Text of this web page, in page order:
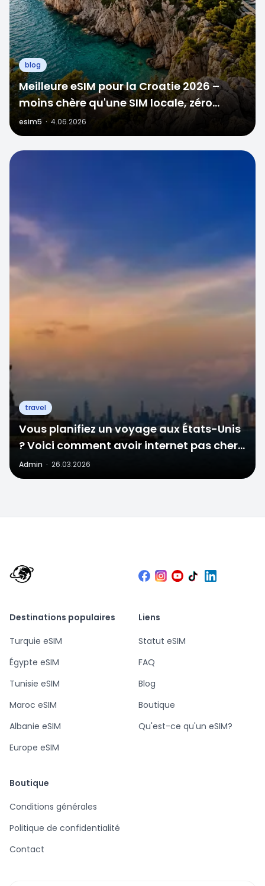
blog
Meilleure eSIM pour la Croatie 2026 –
moins chère qu'une SIM locale, zéro
stress à la frontière
esim5 · 4.06.2026
travel
Vous planifiez un voyage aux États-Unis
? Voici comment avoir internet pas cher
en 2026
Admin · 26.03.2026
Destinations populaires
Turquie eSIM
Égypte eSIM
Tunisie eSIM
Maroc eSIM
Albanie eSIM
Europe eSIM
Liens
Statut eSIM
FAQ
Blog
Boutique
Qu'est-ce qu'un eSIM?
Boutique
Conditions générales
Politique de confidentialité
Contact